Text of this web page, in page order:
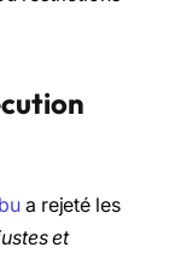
a rejeté les
et